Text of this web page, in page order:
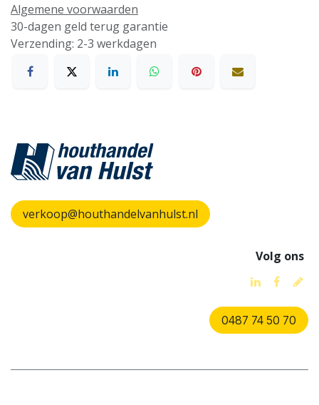
Algemene voorwaarden
30-dagen geld terug garantie
Verzending: 2-3 werkdagen
verkoop@houthandelvanhulst.nl
Volg ons
0487 74 50 70